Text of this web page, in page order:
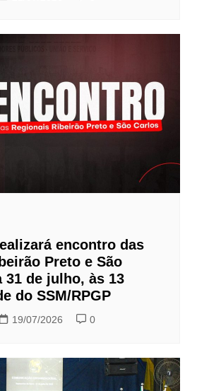
encontro das
Preto e São
31 de julho, às 13
do SSM/RPGP
19/07/2026 0